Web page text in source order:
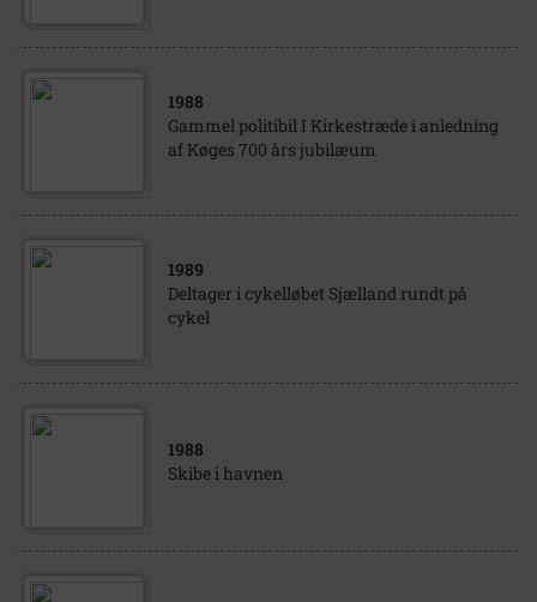
1988
Gammel politibil I Kirkestræde i anledning
af Køges 700 års jubilæum
1989
Deltager i cykelløbet Sjælland rundt på
cykel
1988
Skibe i havnen